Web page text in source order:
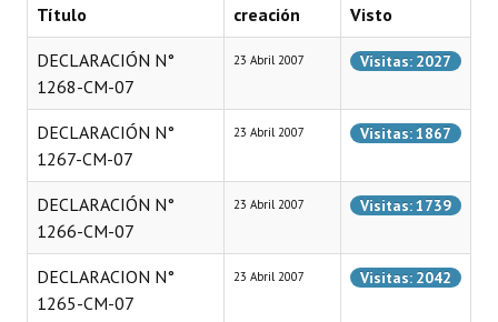
Concejales Mandato Cumplido
Programas
LEGISLACIÓN
Constitución Provincial
Título
creación
Visto
DECLARACIÓN N°
1268-CM-07
23 Abril 2007 Visitas: 2027
DECLARACIÓN N°
1267-CM-07
23 Abril 2007 Visitas: 1867
DECLARACIÓN N°
1266-CM-07
23 Abril 2007 Visitas: 1739
DECLARACION N°
1265-CM-07
23 Abril 2007 Visitas: 2042